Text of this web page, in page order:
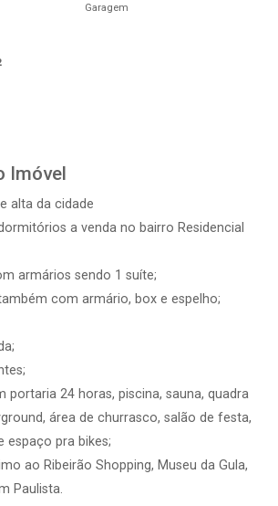
Garagem
Imóvel
alta da cidade
a venda no bairro Residencial
armários sendo 1 suíte;
com armário, box e espelho;
portaria 24 horas, piscina, sauna, quadra
área de churrasco, salão de festa,
espaço pra bikes;
ao Ribeirão Shopping, Museu da Gula,
Paulista.